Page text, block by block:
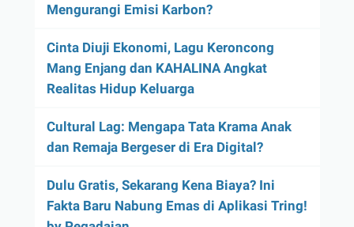
Mengurangi Emisi Karbon?
Cinta Diuji Ekonomi, Lagu Keroncong
Mang Enjang dan KAHALINA Angkat
Realitas Hidup Keluarga
Cultural Lag: Mengapa Tata Krama Anak
dan Remaja Bergeser di Era Digital?
Dulu Gratis, Sekarang Kena Biaya? Ini
Fakta Baru Nabung Emas di Aplikasi Tring!